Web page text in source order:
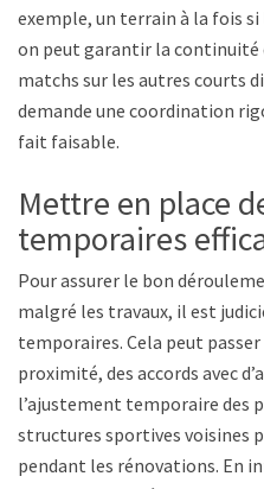
exemple, un terrain à la fois si
on peut garantir la continuité
matchs sur les autres courts
demande une coordination
fait faisable.
Mettre en place
temporaires
Pour assurer le bon
malgré les travaux, il est
temporaires. Cela peut
proximité, des accords avec
l’ajustement temporaire des
structures sportives voisines
pendant les rénovations. En